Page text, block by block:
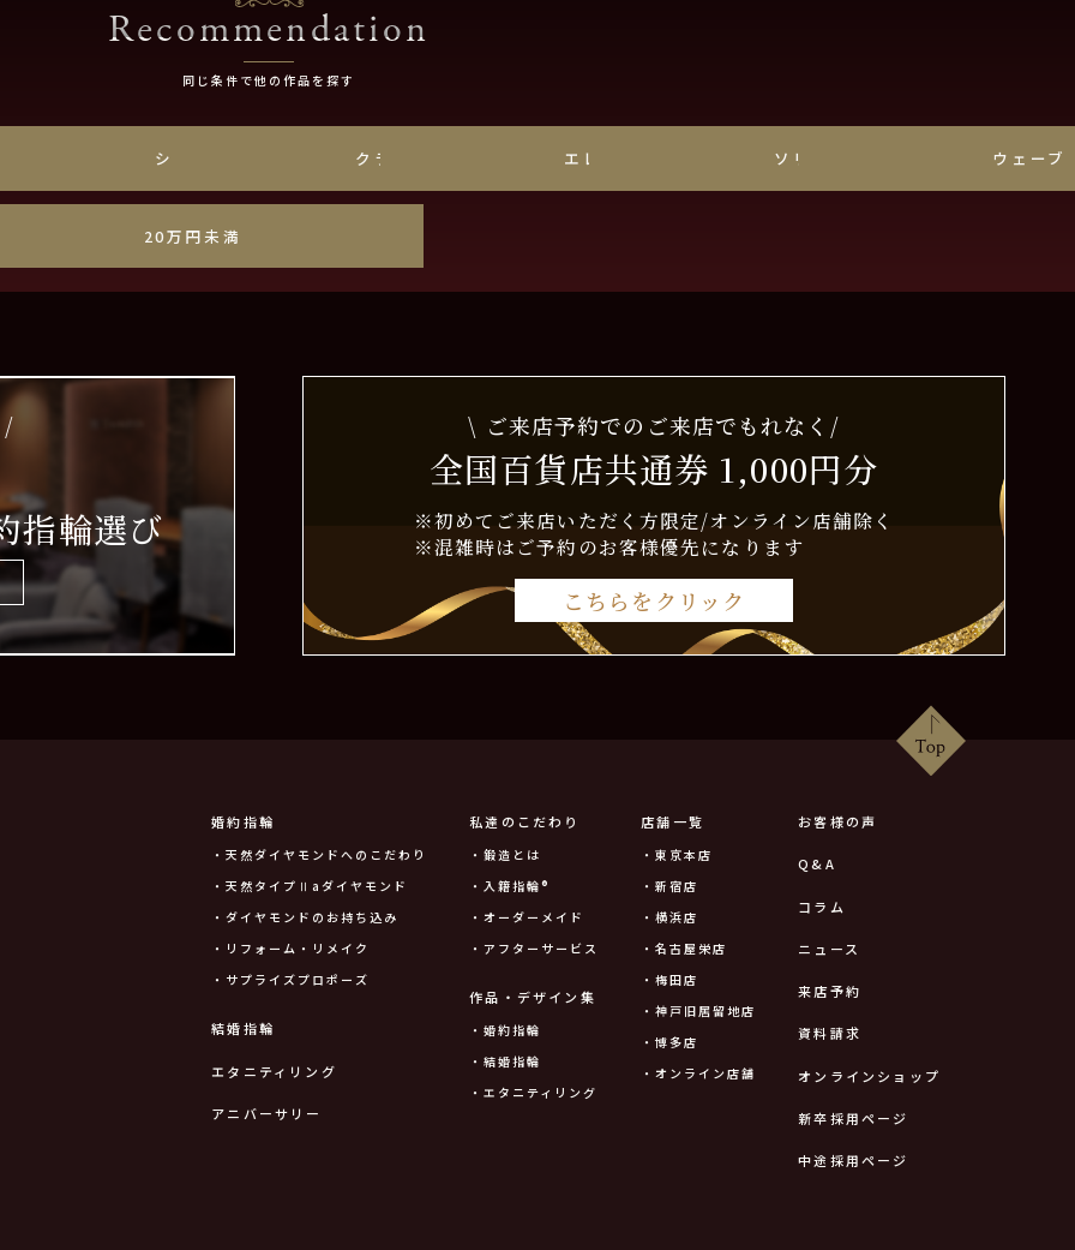
Recommendation
同じ条件で他の作品を探す
シンプル クラシック エレガント ソリティア ウェーブ
20万円未満
/
指輪選び
\ ご来店予約でのご来店でもれなく/
全国百貨店共通券 1,000円分
※初めてご来店いただく方限定/オンライン店舗除く
※混雑時はご予約のお客様優先になります
こちらをクリック
婚約指輪
・天然ダイヤモンドへのこだわり
・天然タイプⅡaダイヤモンド
・ダイヤモンドのお持ち込み
・リフォーム・リメイク
・サプライズプロポーズ
結婚指輪
エタニティリング
アニバーサリー
私達のこだわり
・鍛造とは
・入籍指輪®
・オーダーメイド
・アフターサービス
作品・デザイン集
・婚約指輪
・結婚指輪
・エタニティリング
店舗一覧
・東京本店
・新宿店
・横浜店
・名古屋栄店
・梅田店
・神戸旧居留地店
・博多店
・オンライン店舗
お客様の声
Q&A
コラム
ニュース
来店予約
資料請求
オンラインショップ
新卒採用ページ
中途採用ページ